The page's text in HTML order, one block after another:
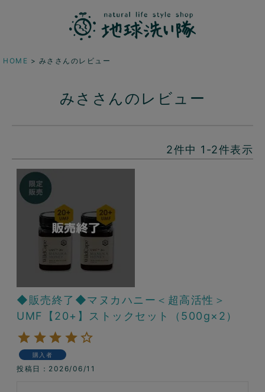
HOME みささんのレビュー
みささんのレビュー
2件中 1 -2件表示
◆販売終了◆マヌカハニー＜超高活性＞
UMF【20+】ストックセット（500g×2）
購入者
投稿日 2026/06/11